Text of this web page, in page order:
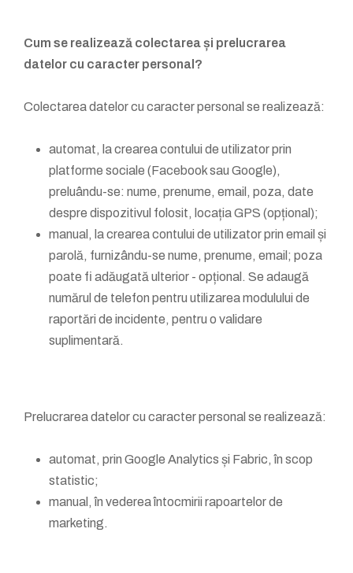
Cum se realizează colectarea și prelucrarea
datelor cu caracter personal?
Colectarea datelor cu caracter personal se realizează:
automat, la crearea contului de utilizator prin
platforme sociale (Facebook sau Google),
preluându-se: nume, prenume, email, poza, date
despre dispozitivul folosit, locația GPS (opțional);
manual, la crearea contului de utilizator prin email și
parolă, furnizându-se nume, prenume, email; poza
poate fi adăugată ulterior - opțional. Se adaugă
numărul de telefon pentru utilizarea modulului de
raportări de incidente, pentru o validare
suplimentară.
Prelucrarea datelor cu caracter personal se realizează:
automat, prin Google Analytics și Fabric, în scop
statistic;
manual, în vederea întocmirii rapoartelor de
marketing.